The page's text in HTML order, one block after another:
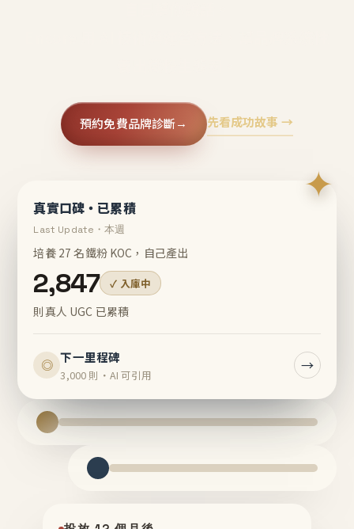
預約免費品牌診斷→ 先看成功故事 →
✦
真實口碑・已累積
Last Update・本週
培養 27 名鐵粉 KOC，自己產出
2,847 ✓ 入庫中
則真人 UGC 已累積
◎ 下一里程碑
3,000 則・AI 可引用
→